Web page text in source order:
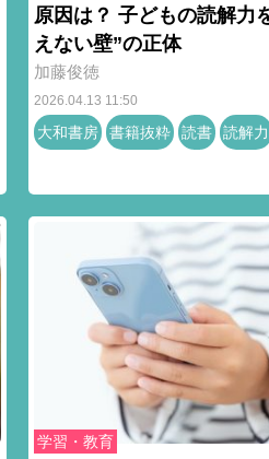
原因は？ 子どもの読解力
えない壁”の正体
加藤俊徳
2026.04.13 11:50
大和書房 書籍抜粋 読書 読解力
学習・教育